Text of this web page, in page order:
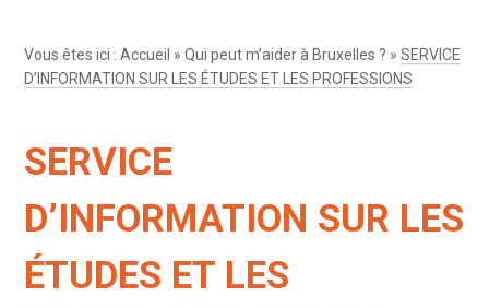
Vous êtes ici :Accueil »Qui peut m’aider à Bruxelles ? »SERVICE
D’INFORMATION SUR LES ÉTUDES ET LES PROFESSIONS
SERVICE
D’INFORMATION SUR LES
ÉTUDES ET LES